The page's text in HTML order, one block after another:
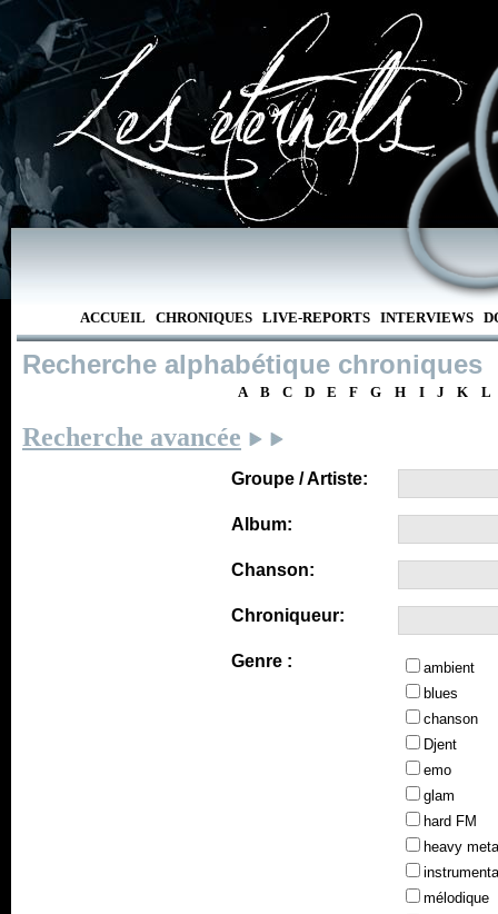
ACCUEIL CHRONIQUES LIVE-REPORTS INTERVIEWS
Recherche alphabétique chroniques
A B C D E F G H I J K L
Recherche avancée
Groupe / Artiste:
Album:
Chanson:
Chroniqueur:
Genre :
ambient
blues
chanson
Djent
emo
glam
hard FM
heavy
mélodique